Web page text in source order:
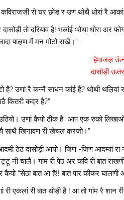
रो घर छोड र उण थोथै धोरां रै
तो दरियाव है! भलांई थोथा धोरा अर
पाल़ण में मन मोटो राखै।”-
हेमाजल़
दासोड़ी
है? उणां रै कन्नै साधन कांई है? थोथी
कितरी कदर है?”
उठियो। उणां कैयो ठीक है “आप एक रुको
साथै खिनावण री खेचल करजो।”
ठेठ दासोड़ी आयो। जिण -जिण आदम्यां रा
नी चालै। गांम री पेठ अर कवि री बात
“सेठां बात आ है!! बात पार कीकर घालणी
री एकलां री बात थोड़ी है ! आ तो गांम रै